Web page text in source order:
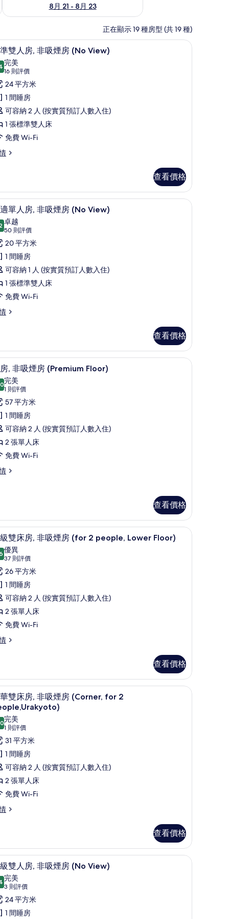
8月 21 - 8月 23
正在顯示 19 種房型 (共 19 種)
、房內夾萬、書桌、遮光窗簾/窗簾羽絨被、房內夾萬、書桌、遮光窗簾/窗簾
10雙人房, 非吸煙房 (No View)
分，滿分 10 分
完美
16 則評價
(16
則
評
價)
24 平方米
1 間睡房
可容納 2 人 (按實質預訂人數入住)
1 張標準雙人床
免費 Wi-Fi
查看價格
羽絨被、房內夾萬、書桌、遮光窗簾/窗簾
10單人房, 非吸煙房 (No View)
分，滿分 10 分
卓越
50 則評價
(50
則
評
價)
20 平方米
1 間睡房
可容納 1 人 (按實質預訂人數入住)
1 張標準雙人床
免費 Wi-Fi
查看價格
被、房內夾萬、書桌、遮光窗簾/窗簾套房, 非吸煙房 (Premium Floor) | 羽絨被、房
17, 非吸煙房 (Premium Floor)
分，滿分 10 分
完美
1 則評價
(1
則
評
價)
57 平方米
1 間睡房
可容納 2 人 (按實質預訂人數入住)
2 張單人床
免費 Wi-Fi
查看價格
羽絨被、房內夾萬、書桌、遮光窗簾/窗簾
11 雙床房, 非吸煙房 (for 2 people, Lower Floor)
分，滿分 10 分
優異
37 則評價
(37
則
評
價)
26 平方米
1 間睡房
可容納 2 人 (按實質預訂人數入住)
2 張單人床
免費 Wi-Fi
查看價格
羽絨被、房內夾萬、書桌、遮光窗簾/窗簾
12雙床房, 非吸煙房 (Corner, for 2
分，滿分 10 分
完美
1 則評價
(1
則
評
價)
31 平方米
1 間睡房
可容納 2 人 (按實質預訂人數入住)
2 張單人床
免費 Wi-Fi
查看價格
特級雙人房, 非吸煙房 (No View) | 羽絨被、
9 雙人房, 非吸煙房 (No View)
分，滿分 10 分
完美
3 則評價
(3
則
評
24 平方米
1 間睡房